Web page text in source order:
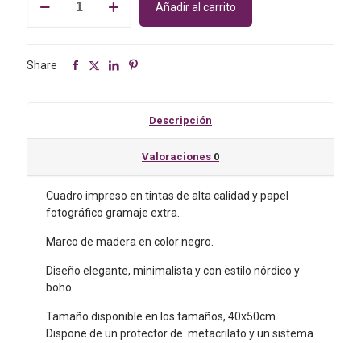
floral
negro.
x
cantidad
Añadir al carrito
Share
Descripción
Valoraciones 0
Cuadro impreso en tintas de alta calidad y papel
fotográfico gramaje extra.
Marco de madera en color negro.
Diseño elegante, minimalista y con estilo nórdico y
boho .
Tamaño disponible en los tamaños, 40x50cm.
Dispone de un protector de metacrilato y un sistema